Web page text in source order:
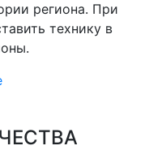
региона. При
технику в